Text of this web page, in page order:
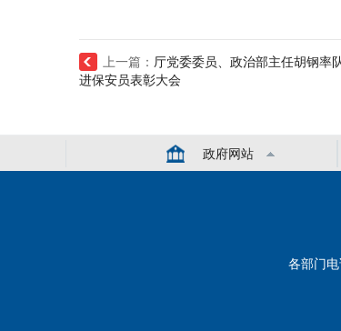
上一篇： 厅党委委员、政治部主任胡钢率
进保安员表彰大会
政府网站
各部门